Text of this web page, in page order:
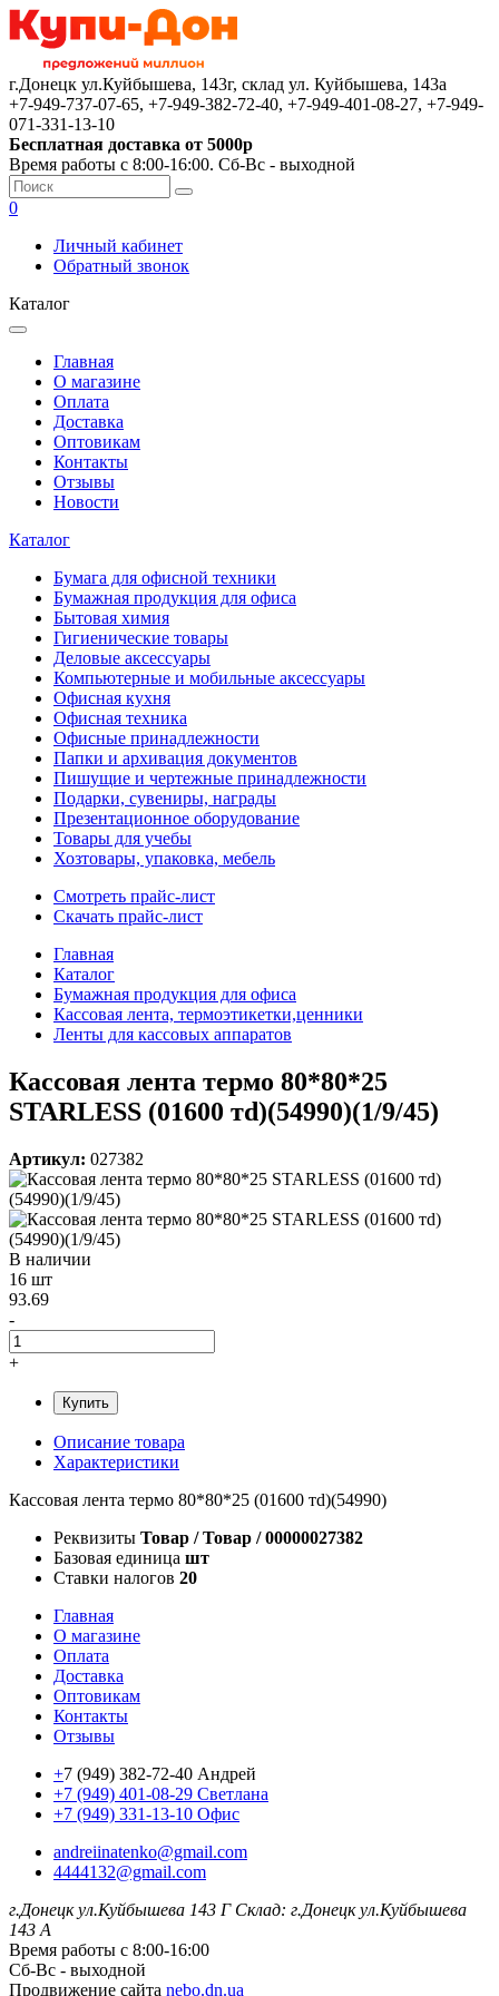
г.Донецк ул.Куйбышева, 143г, склад ул. Куйбышева, 143а
+7-949-737-07-65, +7-949-382-72-40, +7-949-401-08-27, +7-949-
071-331-13-10
Бесплатная доставка от 5000р
Время работы с 8:00-16:00. Сб-Вс - выходной
0
Личный кабинет
Обратный звонок
Каталог
Главная
О магазине
Оплата
Доставка
Оптовикам
Контакты
Отзывы
Новости
Каталог
Бумага для офисной техники
Бумажная продукция для офиса
Бытовая химия
Гигиенические товары
Деловые аксессуары
Компьютерные и мобильные аксессуары
Офисная кухня
Офисная техника
Офисные принадлежности
Папки и архивация документов
Пишущие и чертежные принадлежности
Подарки, сувениры, награды
Презентационное оборудование
Товары для учебы
Хозтовары, упаковка, мебель
Смотреть прайс-лист
Скачать прайс-лист
Главная
Каталог
Бумажная продукция для офиса
Кассовая лента, термоэтикетки,ценники
Ленты для кассовых аппаратов
Кассовая лента термо 80*80*25
STARLESS (01600 тd)(54990)(1/9/45)
Артикул: 027382
В наличии
16 шт
93.69
-
+
Купить
Описание товара
Характеристики
Кассовая лента термо 80*80*25 (01600 тd)(54990)
Реквизиты Товар / Товар / 00000027382
Базовая единица шт
Ставки налогов 20
Главная
О магазине
Оплата
Доставка
Оптовикам
Контакты
Отзывы
+7 (949) 382-72-40 Андрей
+7 (949) 401-08-29 Светлана
+7 (949) 331-13-10 Офис
andreiinatenko@gmail.com
4444132@gmail.com
г.Донецк ул.Куйбышева 143 Г Склад: г.Донецк ул.Куйбышева
143 А
Время работы с 8:00-16:00
Сб-Вс - выходной
Продвижение сайта nebo.dn.ua